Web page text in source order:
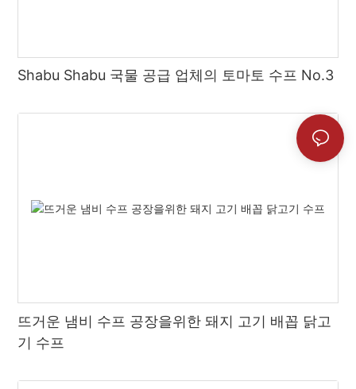
Shabu Shabu 국물 공급 업체의 토마토 수프 No.3
뜨거운 냄비 수프 공장을위한 돼지 고기 배꼽 닭고
기 수프